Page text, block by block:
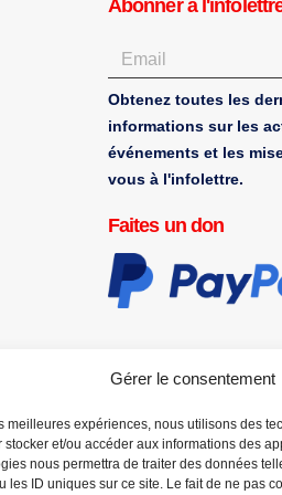
Gérer le consentement
meilleures expériences, nous utilisons des
stocker et/ou accéder aux informations des
nous permettra de traiter des données
les ID uniques sur ce site. Le fait de ne pas
Abonner à
Obtenez toutes les
informations sur les
événements et les
vous à l'infolettre.
Faites un don